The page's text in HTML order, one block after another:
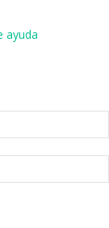
ayuda